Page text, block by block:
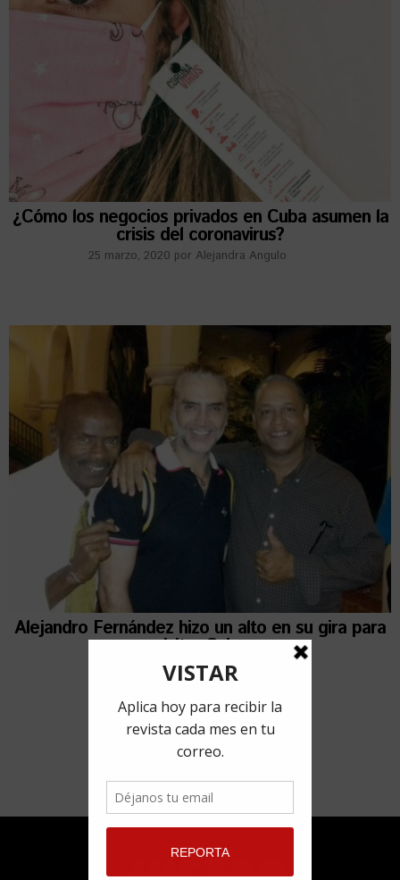
¿Cómo los negocios privados en Cuba asumen la
crisis del coronavirus?
25 marzo, 2020 por Alejandra Angulo
Alejandro Fernández hizo un alto en su gira para
visitar Cuba
17 mayo, 2018 porLorena Ferriol